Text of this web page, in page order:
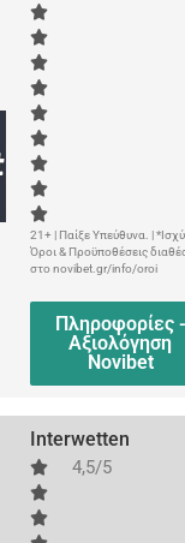
21+ | Παίξε Υπεύθυνα. |
Όροι & Προϋποθέσεις
στο novibet.gr/info/oroi
Πληροφορίες -
Αξιολόγηση
Novibet
Interwetten
4,5/5